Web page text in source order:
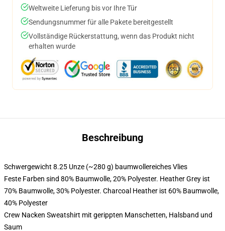
Weltweite Lieferung bis vor Ihre Tür
Sendungsnummer für alle Pakete bereitgestellt
Vollständige Rückerstattung, wenn das Produkt nicht
erhalten wurde
Beschreibung
Schwergewicht 8.25 Unze (~280 g) baumwollereiches Vlies
Feste Farben sind 80% Baumwolle, 20% Polyester. Heather Grey ist
70% Baumwolle, 30% Polyester. Charcoal Heather ist 60% Baumwolle,
40% Polyester
Crew Nacken Sweatshirt mit gerippten Manschetten, Halsband und
Saum